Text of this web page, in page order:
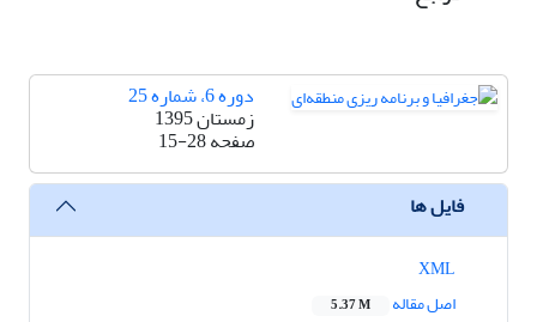
دوره 6، شماره 25
زمستان 1395
صفحه15-28
فایل ها
اصل مقاله
5.37 M